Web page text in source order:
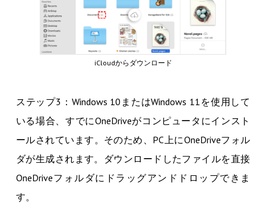
iCloudからダウンロード
ステップ3：Windows 10またはWindows 11を使用して
いる場合、すでにOneDriveがコンピュータにインスト
ールされています。そのため、PC上にOneDriveフォル
ダが生成されます。ダウンロードしたファイルを直接
OneDriveフォルダにドラッグアンドドロップできま
す。